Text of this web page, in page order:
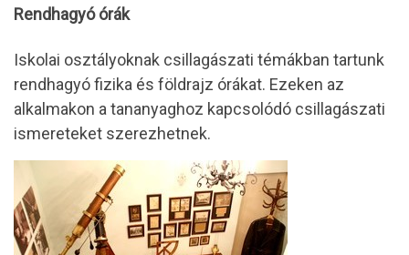
Rendhagyó órák
Iskolai osztályoknak csillagászati témákban tartunk
rendhagyó fizika és földrajz órákat. Ezeken az
alkalmakon a tananyaghoz kapcsolódó csillagászati
ismereteket szerezhetnek.